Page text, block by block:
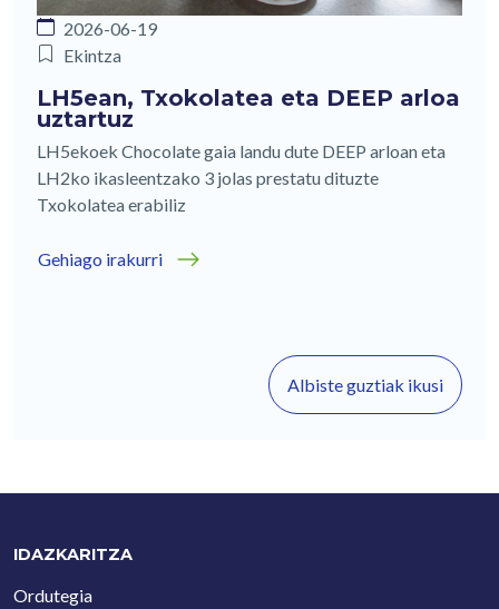
2026-06-19
Ekintza
LH5ean, Txokolatea eta DEEP arloa
uztartuz
LH5ekoek Chocolate gaia landu dute DEEP arloan eta
LH2ko ikasleentzako 3 jolas prestatu dituzte
Txokolatea erabiliz
Gehiago irakurri
Albiste guztiak ikusi
IDAZKARITZA
Ordutegia